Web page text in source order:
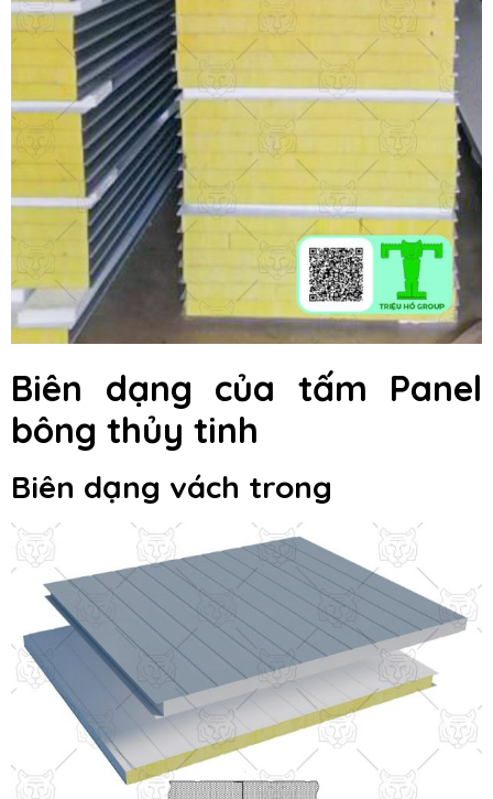
Biên dạng của tấm Panel
bông thủy tinh
Biên dạng vách trong